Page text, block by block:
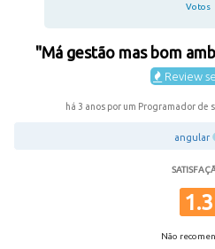
Votos
"Má gestão mas bom
Review
há 3 anos por um Programador de
angular
1.3
Não